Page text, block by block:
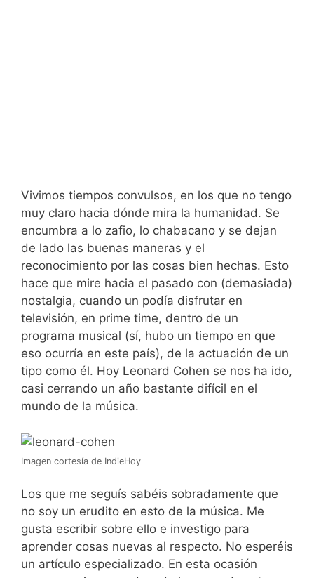
Vivimos tiempos convulsos, en los que no tengo
muy claro hacia dónde mira la humanidad. Se
encumbra a lo zafio, lo chabacano y se dejan
de lado las buenas maneras y el
reconocimiento por las cosas bien hechas. Esto
hace que mire hacia el pasado con (demasiada)
nostalgia, cuando un podía disfrutar en
televisión, en prime time, dentro de un
programa musical (sí, hubo un tiempo en que
eso ocurría en este país), de la actuación de un
tipo como él. Hoy Leonard Cohen se nos ha ido,
casi cerrando un año bastante difícil en el
mundo de la música.
Imagen cortesía de IndieHoy
Los que me seguís sabéis sobradamente que
no soy un erudito en esto de la música. Me
gusta escribir sobre ello e investigo para
aprender cosas nuevas al respecto. No esperéis
un artículo especializado. En esta ocasión